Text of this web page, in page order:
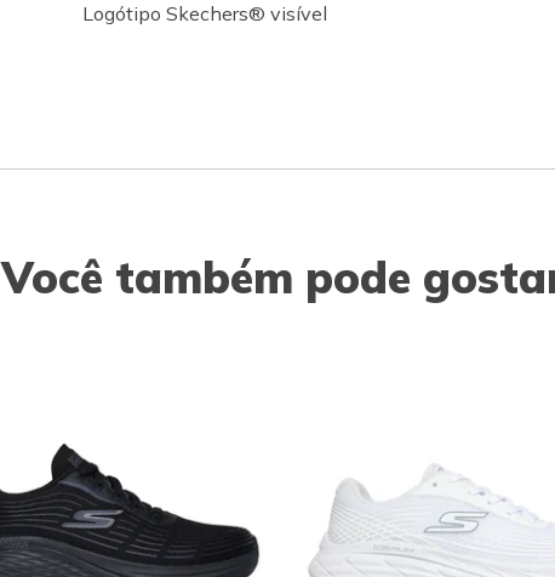
Logótipo Skechers® visível
Você também pode